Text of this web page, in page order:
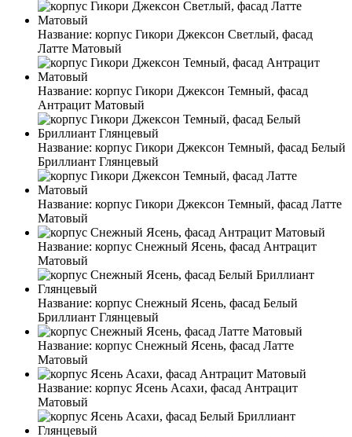
Название: корпус Гикори Джексон Светлый, фасад
Латте Матовый
Название: корпус Гикори Джексон Темный, фасад
Антрацит Матовый
Название: корпус Гикори Джексон Темный, фасад Белый
Бриллиант Глянцевый
Название: корпус Гикори Джексон Темный, фасад Латте
Матовый
Название: корпус Снежный Ясень, фасад Антрацит
Матовый
Название: корпус Снежный Ясень, фасад Белый
Бриллиант Глянцевый
Название: корпус Снежный Ясень, фасад Латте
Матовый
Название: корпус Ясень Асахи, фасад Антрацит
Матовый